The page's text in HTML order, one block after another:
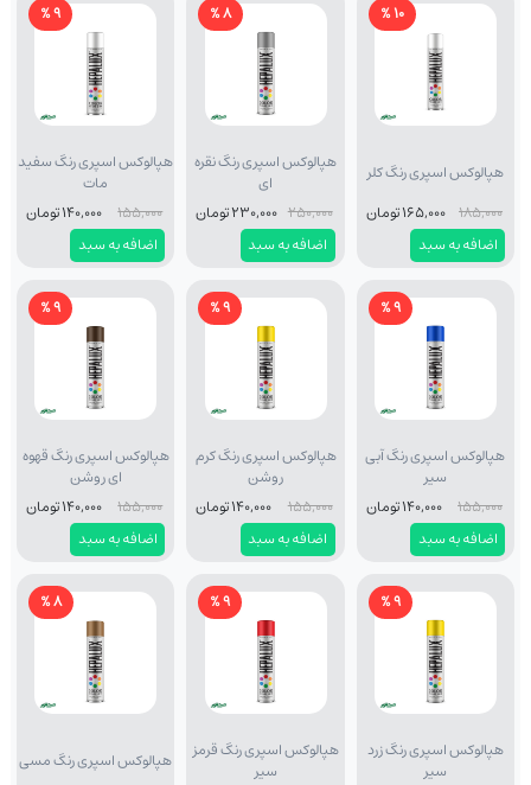
10 %
هپالوکس اسپری رنگ کلر
اضافه به سبد
185,000 165,000 تومان
8 %
هپالوکس اسپری رنگ نقره
ای
اضافه به سبد
250,000 230,000 تومان
9 %
هپالوکس اسپری رنگ سفید
مات
اضافه به سبد
155,000 140,000 تومان
9 %
هپالوکس اسپری رنگ آبی
سیر
اضافه به سبد
155,000 140,000 تومان
9 %
هپالوکس اسپری رنگ کرم
روشن
اضافه به سبد
155,000 140,000 تومان
9 %
هپالوکس اسپری رنگ قهوه
ای روشن
اضافه به سبد
155,000 140,000 تومان
9 %
هپالوکس اسپری رنگ زرد
سیر
9 %
هپالوکس اسپری رنگ قرمز
سیر
8 %
هپالوکس اسپری رنگ مسی